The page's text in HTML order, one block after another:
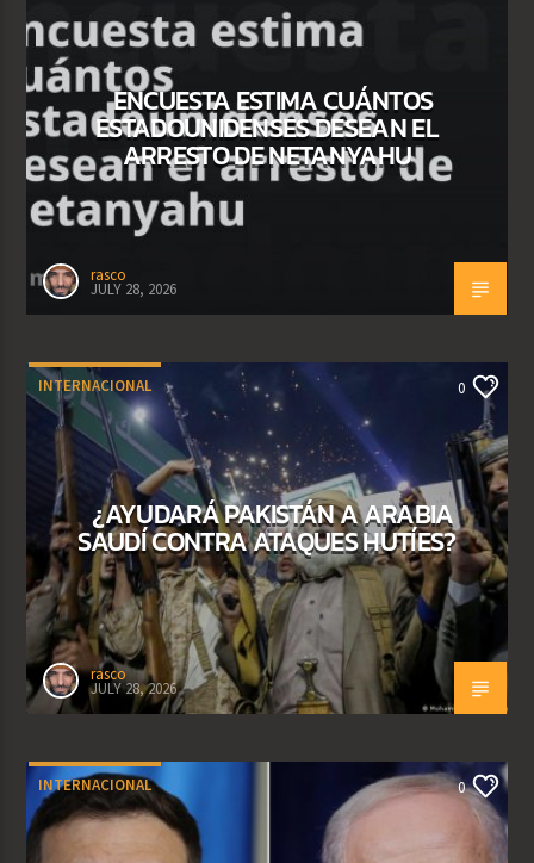
ENCUESTA ESTIMA CUÁNTOS
ESTADOUNIDENSES DESEAN EL
ARRESTO DE NETANYAHU
rasco
JULY 28, 2026
INTERNACIONAL 0
¿AYUDARÁ PAKISTÁN A ARABIA
SAUDÍ CONTRA ATAQUES HUTÍES?
rasco
JULY 28, 2026
INTERNACIONAL 0